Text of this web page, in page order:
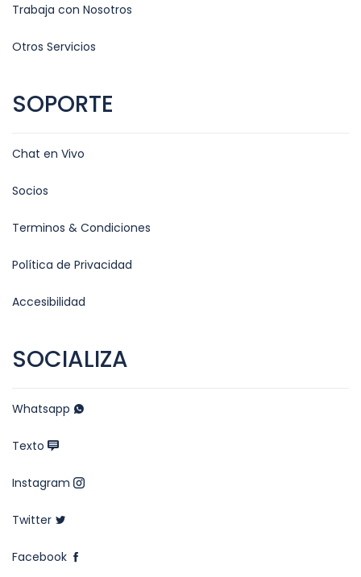
Trabaja con Nosotros
Otros Servicios
SOPORTE
Chat en Vivo
Socios
Terminos & Condiciones
Política de Privacidad
Accesibilidad
SOCIALIZA
Whatsapp
Texto
Instagram
Twitter
Facebook